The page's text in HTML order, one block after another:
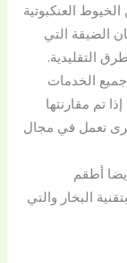
العنكبوتية
الضيقة التي
التقليدية.
الخدمات
تم مقارنتها
تعمل في مجال
أطقم
البخار والتي